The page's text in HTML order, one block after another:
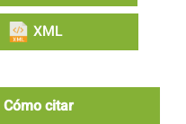
XML
Cómo citar